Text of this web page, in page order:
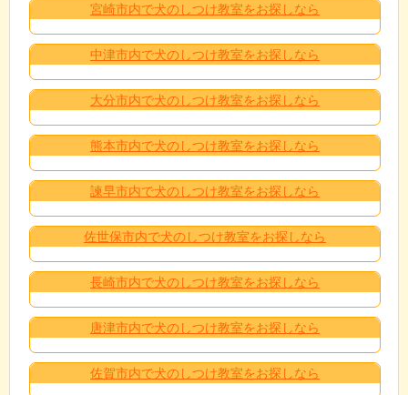
宮崎市内で犬のしつけ教室をお探しなら
中津市内で犬のしつけ教室をお探しなら
大分市内で犬のしつけ教室をお探しなら
熊本市内で犬のしつけ教室をお探しなら
諫早市内で犬のしつけ教室をお探しなら
佐世保市内で犬のしつけ教室をお探しなら
長崎市内で犬のしつけ教室をお探しなら
唐津市内で犬のしつけ教室をお探しなら
佐賀市内で犬のしつけ教室をお探しなら